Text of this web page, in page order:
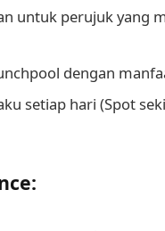
untuk perujuk yang
dengan
setiap hari (Spot